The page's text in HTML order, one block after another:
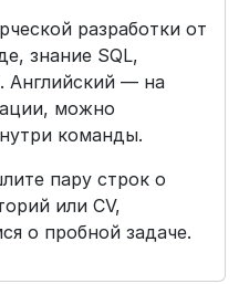
разработки от
знание SQL,
Английский — на
можно
команды.
пару строк о
или CV,
о пробной задаче.